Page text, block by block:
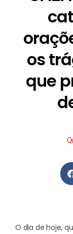
os
que
O dia de hoje,